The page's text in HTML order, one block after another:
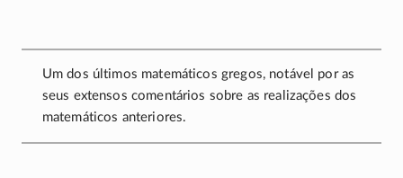
Um dos últimos matemáticos gregos, notável por as
seus extensos comentários sobre as realizações dos
matemáticos anteriores.